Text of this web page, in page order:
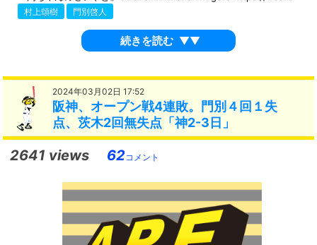
村上頌樹 門別啓人
続きを読む ▼▼
2024年03月02日 17:52
阪神、オープン戦4連敗。門別４回１失
点、茨木2回無失点「神2-3日」
2641 views 62コメント